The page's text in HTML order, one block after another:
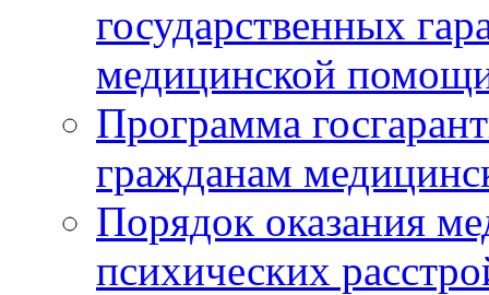
государственных
медицинской
Программа
гражданам
Порядок оказания
психических